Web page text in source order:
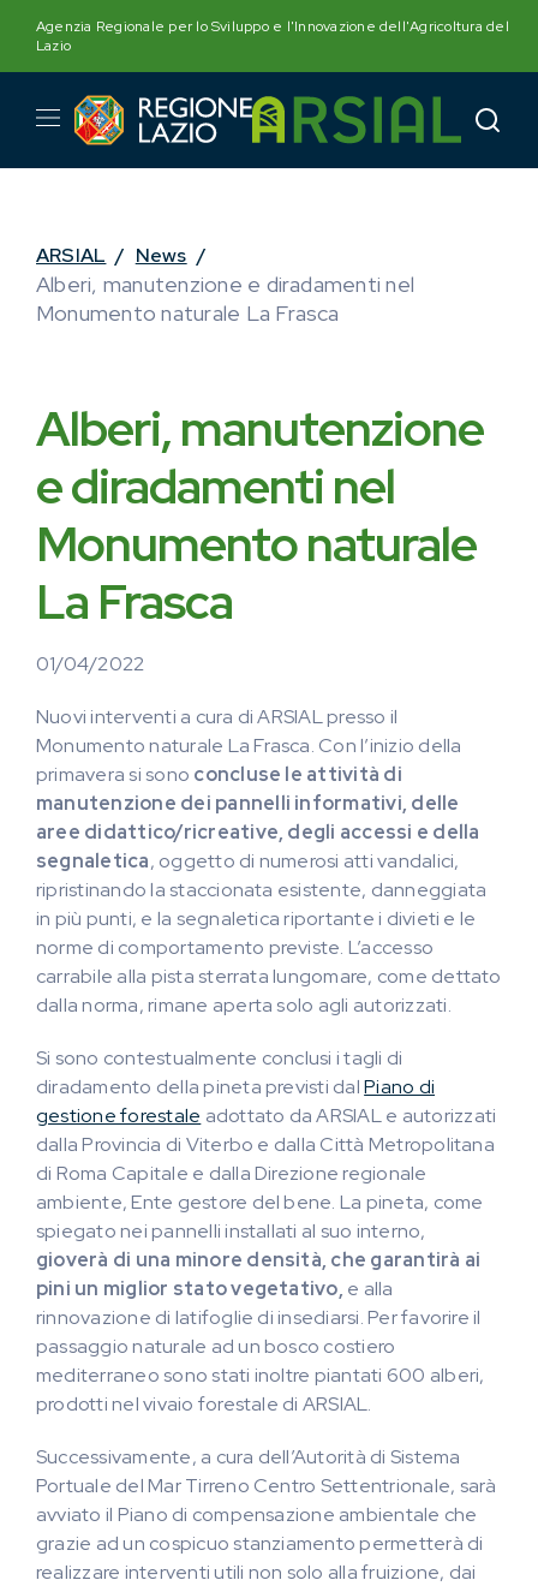
content
Agenzia Regionale per lo Sviluppo e l'Innovazione dell'Agricoltura del
Lazio
ARSIAL / News /
Alberi, manutenzione e diradamenti nel
Monumento naturale La Frasca
Alberi, manutenzione
e diradamenti nel
Monumento naturale
La Frasca
01/04/2022
Nuovi interventi a cura di ARSIAL presso il
Monumento naturale La Frasca. Con l’inizio della
primavera si sono concluse le attività di
manutenzione dei pannelli informativi, delle
aree didattico/ricreative, degli accessi e della
segnaletica, oggetto di numerosi atti vandalici,
ripristinando la staccionata esistente, danneggiata
in più punti, e la segnaletica riportante i divieti e le
norme di comportamento previste. L’accesso
carrabile alla pista sterrata lungomare, come dettato
dalla norma, rimane aperta solo agli autorizzati.
Si sono contestualmente conclusi i tagli di
diradamento della pineta previsti dalPiano di
gestione forestale adottato da ARSIAL e autorizzati
dalla Provincia di Viterbo e dalla Città Metropolitana
di Roma Capitale e dalla Direzione regionale
ambiente, Ente gestore del bene. La pineta, come
spiegato nei pannelli installati al suo interno,
gioverà di una minore densità, che garantirà ai
pini un miglior stato vegetativo, e alla
rinnovazione di latifoglie di insediarsi. Per favorire il
passaggio naturale ad un bosco costiero
mediterraneo sono stati inoltre piantati 600 alberi,
prodotti nel vivaio forestale di ARSIAL.
Successivamente, a cura dell’Autorità di Sistema
Portuale del Mar Tirreno Centro Settentrionale, sarà
avviato il Piano di compensazione ambientale che
grazie ad un cospicuo stanziamento permetterà di
realizzare interventi utili non solo alla fruizione, dai